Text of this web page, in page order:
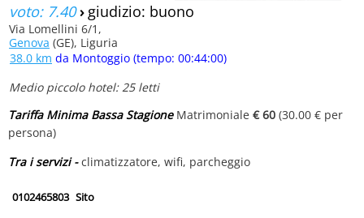
voto: 7.40› giudizio: buono
Via Lomellini 6/1,
Genova (GE), Liguria
38.0 km da Montoggio (tempo: 00:44:00)
Medio piccolo hotel: 25 letti
Tariffa Minima Bassa StagioneMatrimoniale € 60 (30.00 € per
persona)
Tra i servizi -climatizzatore, wifi, parcheggio
0102465803 Sito